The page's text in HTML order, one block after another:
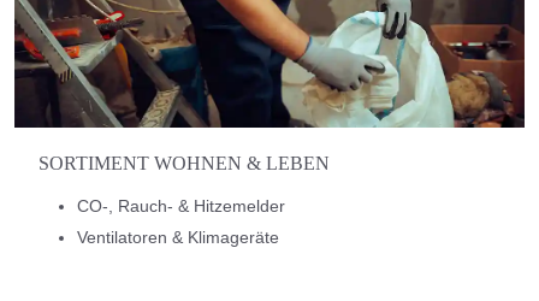
SORTIMENT WOHNEN & LEBEN
CO-, Rauch- & Hitzemelder
Ventilatoren & Klimageräte